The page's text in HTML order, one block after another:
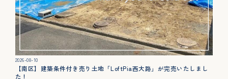
販売中の物件
2026-08-10
【南区】建築条件付き売り土地「LoftPia西大路」が完売いたしまし
た！